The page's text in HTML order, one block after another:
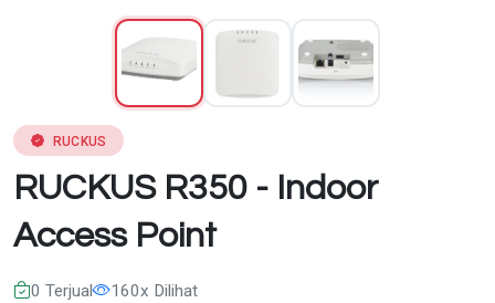
RUCKUS
RUCKUS R350 - Indoor
Access Point
0 Terjual 160x Dilihat